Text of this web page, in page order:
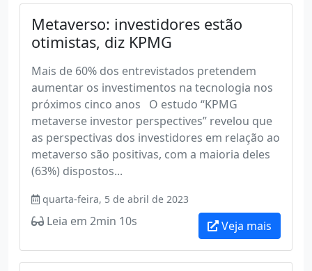
Metaverso: investidores estão
otimistas, diz KPMG
Mais de 60% dos entrevistados pretendem
aumentar os investimentos na tecnologia nos
próximos cinco anos O estudo “KPMG
metaverse investor perspectives” revelou que
as perspectivas dos investidores em relação ao
metaverso são positivas, com a maioria deles
(63%) dispostos...
quarta-feira, 5 de abril de 2023
Leia em 2min 10s Veja mais